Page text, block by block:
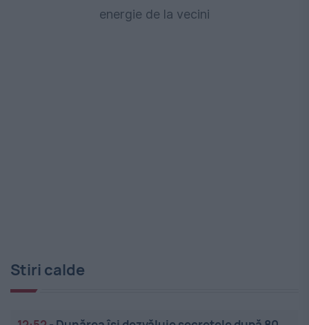
energie de la vecini
Stiri calde